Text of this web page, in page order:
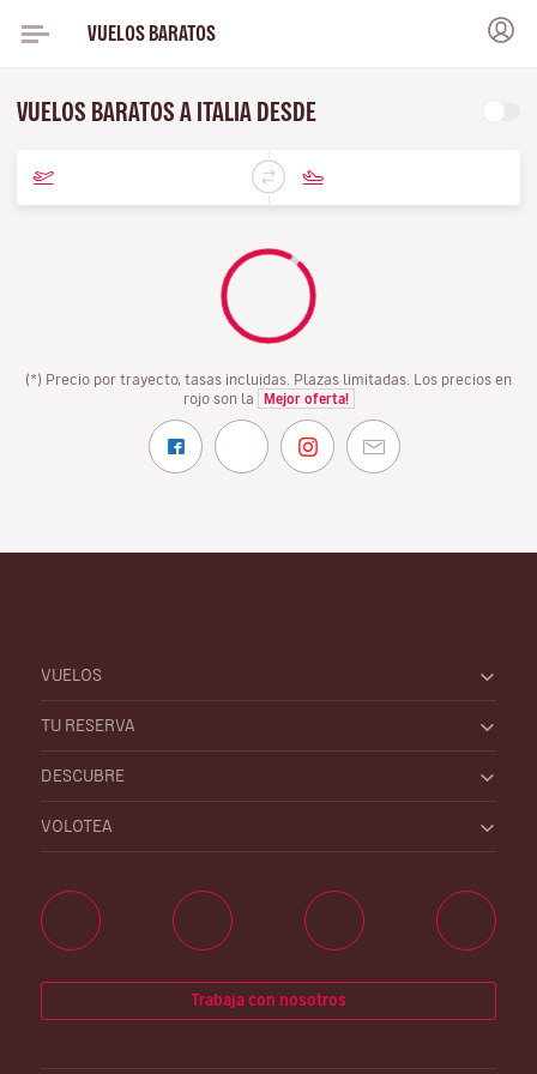
VUELOS BARATOS
VUELOS BARATOS A ITALIA DESDE
(*) Precio por trayecto, tasas incluidas. Plazas limitadas. Los precios en
rojo son la
Mejor oferta!
VUELOS
TU RESERVA
DESCUBRE
VOLOTEA
Trabaja con nosotros